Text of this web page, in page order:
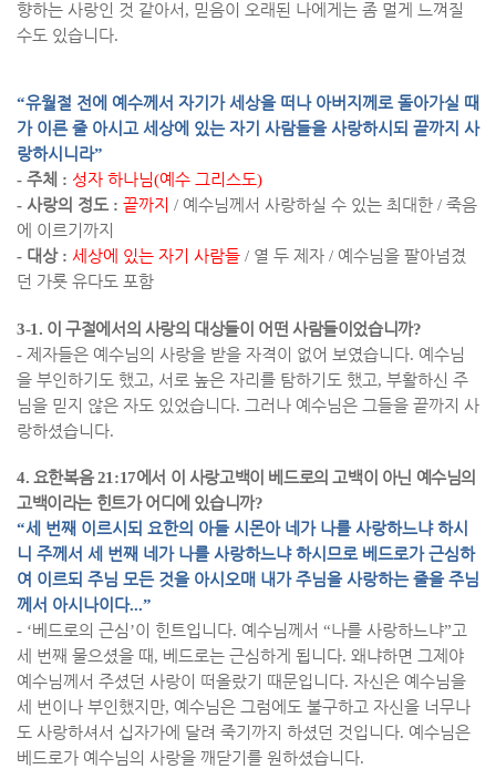
향하는 사랑인 것 같아서 , 믿음이 오래된 나에게는 좀 멀게 느껴질
수도 있습니다.
“유월절 전에 예수께서 자기가 세상을 떠나 아버지께로 돌아가실 때
가 이른 줄 아시고 세상에 있는 자기 사람들을 사랑하시되 끝까지 사
랑하시니라”
- 주체 : 성자 하나님(예수 그리스도)
- 사랑의 정도 : 끝까지 / 예수님께서 사랑하실 수 있는 최대한 / 죽음
에 이르기까지
- 대상 : 세상에 있는 자기 사람들 / 열 두 제자 / 예수님을 팔아넘겼
던 가룟 유다도 포함
3-1. 이 구절에서의 사랑의 대상들이 어떤 사람들이었습니까?
- 제자들은 예수님의 사랑을 받을 자격이 없어 보였습니다. 예수님
을 부인하기도 했고, 서로 높은 자리를 탐하기도 했고, 부활하신 주
님을 믿지 않은 자도 있었습니다. 그러나 예수님은 그들을 끝까지 사
랑하셨습니다.
4. 요한복음21:17에서 이 사랑고백이 베드로의 고백이 아닌 예수님의
고백이라는 힌트가 어디에 있습니까?
“세 번째 이르시되 요한의 아들 시몬아 네가 나를 사랑하느냐 하시
니 주께서 세 번째 네가 나를 사랑하느냐 하시므로 베드로가 근심하
여 이르되 주님 모든 것을 아시오매 내가 주님을 사랑하는 줄을 주님
께서 아시나이다...”
- ‘베드로의 근심’이 힌트입니다. 예수님께서 “나를 사랑하느냐”고
세 번째 물으셨을 때, 베드로는 근심하게 됩니다. 왜냐하면 그제야
예수님께서 주셨던 사랑이 떠올랐기 때문입니다. 자신은 예수님을
세 번이나 부인했지만, 예수님은 그럼에도 불구하고 자신을 너무나
도 사랑하셔서 십자가에 달려 죽기까지 하셨던 것입니다. 예수님은
베드로가 예수님의 사랑을 깨닫기를 원하셨습니다.